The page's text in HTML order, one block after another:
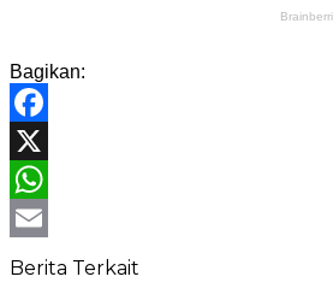
Bagikan:
Facebook
X
WhatsApp
Email
Berita Terkait